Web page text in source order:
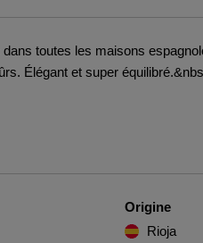
toutes les maisons
Élégant et super
Origine
Rioja